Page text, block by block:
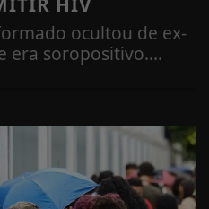
ocultou de ex-
era soropositivo....